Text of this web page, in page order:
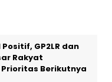
GP2LR dan
Rakyat
Berikutnya